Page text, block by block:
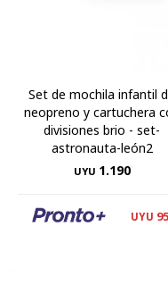
Set de mochila infantil
neopreno y cartuchera
divisiones brio - set-
astronauta-león2
UYU 1.190
UYU